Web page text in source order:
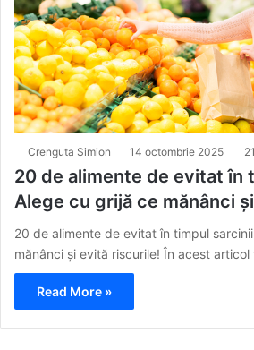
Crenguta Simion 14 octombrie 2025 21
20 de alimente de evitat în
Alege cu grijă ce mănânci
20 de alimente de evitat în timpul
mănânci și evită riscurile! În acest
Read More »